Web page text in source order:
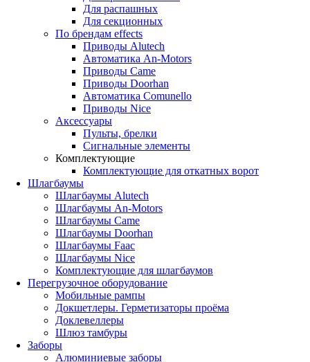
Для распашных
Для секционных
По брендам effects
Приводы Alutech
Автоматика An-Motors
Приводы Came
Приводы Doorhan
Автоматика Comunello
Приводы Nice
Аксессуары
Пульты, брелки
Сигнальные элементы
Комплектующие
Комплектующие для откатных ворот
Шлагбаумы
Шлагбаумы Alutech
Шлагбаумы An-Motors
Шлагбаумы Came
Шлагбаумы Doorhan
Шлагбаумы Faac
Шлагбаумы Nice
Комплектующие для шлагбаумов
Перегрузочное оборудование
Мобильные рампы
Докшетлеры. Герметизаторы проёма
Доклевеллеры
Шлюз тамбуры
Заборы
Алюминиевые заборы